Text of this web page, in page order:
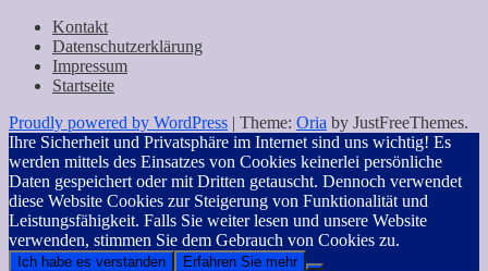
nach:
Kontakt
Datenschutzerklärung
Impressum
Startseite
Proudly powered by WordPress | Theme: Oria by JustFreeThemes.
Ihre Sicherheit und Privatsphäre im Internet sind uns wichtig! Es
werden mittels des Einsatzes von Cookies keinerlei persönliche
Daten gespeichert oder mit Dritten getauscht. Dennoch verwendet
diese Website Cookies zur Steigerung von Funktionalität und
Leistungsfähigkeit. Falls Sie weiter lesen und unsere Website
verwenden, stimmen Sie dem Gebrauch von Cookies zu.
Ich habe es verstanden Erfahren Sie mehr